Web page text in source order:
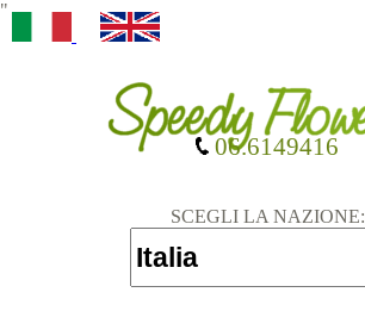
"
SCEGLI LA NAZIONE:
06.6149416